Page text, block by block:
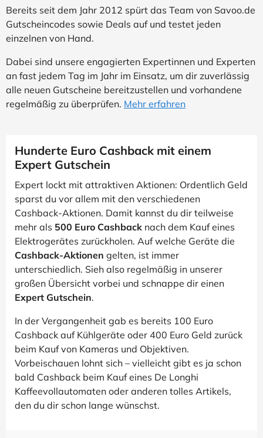
Bereits seit dem Jahr 2012 spürt das Team von Savoo.de
Gutscheincodes sowie Deals auf und testet jeden
einzelnen von Hand.
Dabei sind unsere engagierten Expertinnen und Experten
an fast jedem Tag im Jahr im Einsatz, um dir zuverlässig
alle neuen Gutscheine bereitzustellen und vorhandene
regelmäßig zu überprüfen. Mehr erfahren
Hunderte Euro Cashback mit einem
Expert Gutschein
Expert lockt mit attraktiven Aktionen: Ordentlich Geld
sparst du vor allem mit den verschiedenen
Cashback-Aktionen. Damit kannst du dir teilweise
mehr als 500 Euro Cashback nach dem Kauf eines
Elektrogerätes zurückholen. Auf welche Geräte die
Cashback-Aktionen gelten, ist immer
unterschiedlich. Sieh also regelmäßig in unserer
großen Übersicht vorbei und schnappe dir einen
Expert Gutschein.
In der Vergangenheit gab es bereits 100 Euro
Cashback auf Kühlgeräte oder 400 Euro Geld zurück
beim Kauf von Kameras und Objektiven.
Vorbeischauen lohnt sich – vielleicht gibt es ja schon
bald Cashback beim Kauf eines De Longhi
Kaffeevollautomaten oder anderen tolles Artikels,
den du dir schon lange wünschst.